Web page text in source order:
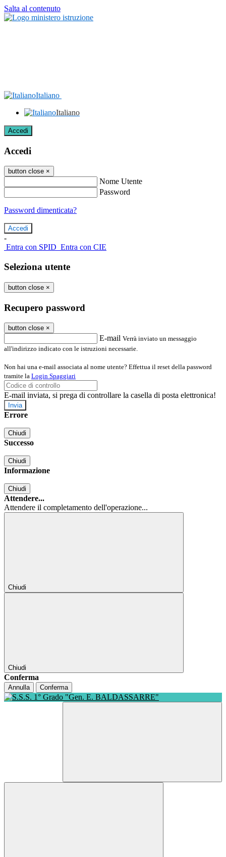
Salta al contenuto
Italiano
Italiano
Accedi
Accedi
button close ×
Nome Utente
Password
Password dimenticata?
-
Entra con SPID Entra con CIE
Seleziona utente
button close ×
Recupero password
button close ×
E-mail Verrà inviato un messaggio
all'indirizzo indicato con le istruzioni necessarie.
Non hai una e-mail associata al nome utente? Effettua il reset della password
tramite la Login Spaggiari
E-mail inviata, si prega di controllare la casella di posta elettronica!
Errore
Chiudi
Successo
Chiudi
Informazione
Chiudi
Attendere...
Attendere il completamento dell'operazione...
Chiudi
Chiudi
Conferma
Annulla Conferma